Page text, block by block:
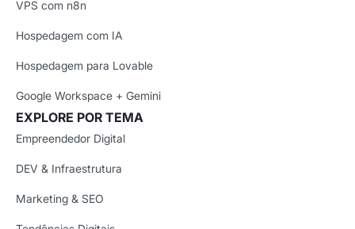
VPS com n8n
Hospedagem com IA
Hospedagem para Lovable
Google Workspace + Gemini
EXPLORE POR TEMA
Empreendedor Digital
DEV & Infraestrutura
Marketing & SEO